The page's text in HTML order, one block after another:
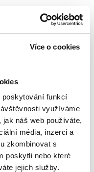
Více o cookies
poskytování funkcí
využíváme
náš web používáte,
média, inzerci a
zkombinovat s
poskytli nebo které
jejich služby.